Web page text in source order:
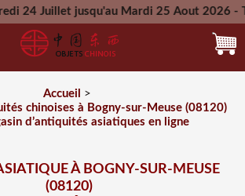
jusqu'au Mardi 25 Aout 2026 - Toutes
Mercredi 26 Aout 2026
Accueil
>
chinoises à Bogny-sur-Meuse (08120)
d’antiquités asiatiques en ligne
À BOGNY-SUR-MEUSE
(08120)